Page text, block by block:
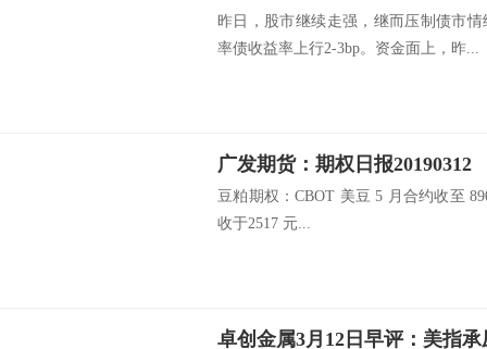
昨日，股市继续走强，继而压制债市
率债收益率上行2-3bp。资金面上，昨...
广发期货：期权日报20190312
豆粕期权：CBOT 美豆 5 月合约收至
收于2517 元...
卓创金属3月12日早评：美指